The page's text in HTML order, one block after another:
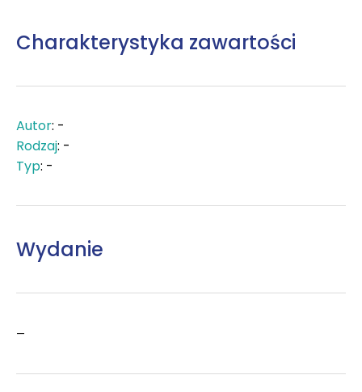
Charakterystyka zawartości
Autor: -
Rodzaj: -
Typ: -
Wydanie
–